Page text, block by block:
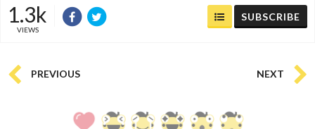
1.3k
VIEWS
SUBSCRIBE
PREVIOUS NEXT